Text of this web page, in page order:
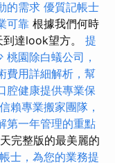
的需求 優質記帳士
可靠 根據我們何時
達look望方。 提
桃園除白蟻公司，
費用詳細解析，幫
腔健康提供專業保
賴專業搬家團隊，
第一年管理的重點
完整版的最美麗的
士，為您的業務提